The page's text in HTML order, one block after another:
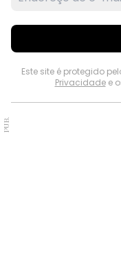
Este site é protegido
Privacidadee
PUB.